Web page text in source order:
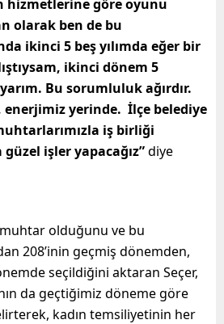
hizmetlerine göre oyunu
olarak ben de bu
ikinci 5 beş yılımda eğer bir
ikinci dönem 5
Bu sorumluluk ağırdır.
enerjimiz yerinde. İlçe belediye
iş birliği
işler yapacağız”diye
olduğunu ve bu
208’inin geçmiş dönemden,
seçildiğini aktaran Seçer,
da geçtiğimiz döneme göre
kadın temsiliyetinin her